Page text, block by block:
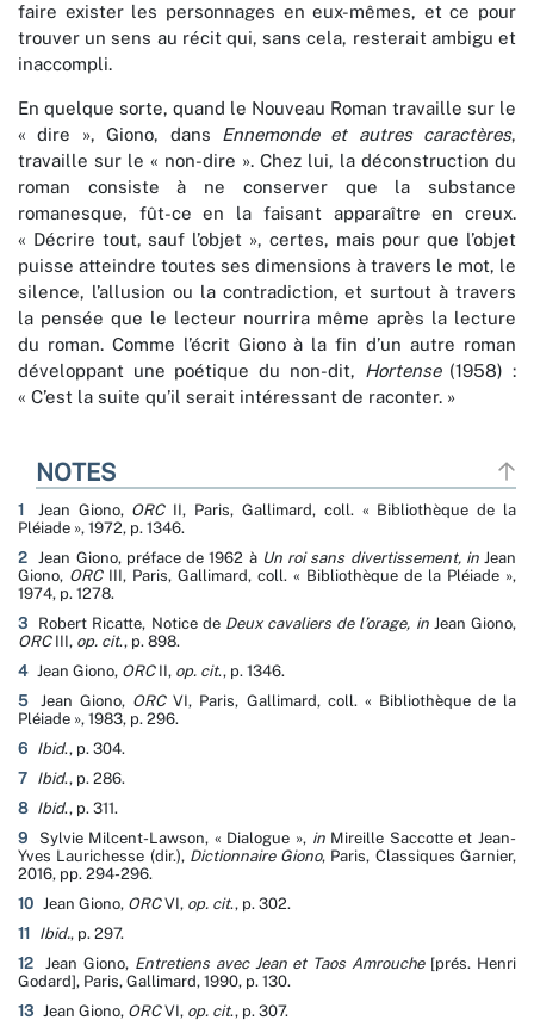
faire exister les personnages en eux-mêmes, et ce pour
trouver un sens au récit qui, sans cela, resterait ambigu et
inaccompli.
En quelque sorte, quand le Nouveau Roman travaille sur le
« dire », Giono, dans Ennemonde et autres caractères,
travaille sur le « non-dire ». Chez lui, la déconstruction du
roman consiste à ne conserver que la substance
romanesque, fût-ce en la faisant apparaître en creux.
« Décrire tout, sauf l’objet », certes, mais pour que l’objet
puisse atteindre toutes ses dimensions à travers le mot, le
silence, l’allusion ou la contradiction, et surtout à travers
la pensée que le lecteur nourrira même après la lecture
du roman. Comme l’écrit Giono à la fin d’un autre roman
développant une poétique du non-dit, Hortense(1958) :
« C’est la suite qu’il serait intéressant de raconter. »
NOTES
1 Jean Giono, ORCII, Paris, Gallimard, coll. « Bibliothèque de la
Pléiade », 1972, p. 1346.
2 Jean Giono, préface de 1962 à Un roi sans divertissement, inJean
Giono, ORCIII, Paris, Gallimard, coll. « Bibliothèque de la Pléiade »,
1974, p. 1278.
3
Robert Ricatte, Notice de Deux cavaliers de l’orage, inJean Giono,
ORCIII, op. cit., p. 898.
4 Jean Giono, ORCII, op. cit., p. 1346.
5
Jean Giono, ORCVI, Paris, Gallimard, coll. « Bibliothèque de la
Pléiade », 1983, p. 296.
6 Ibid., p. 304.
7 Ibid., p. 286.
8 Ibid., p. 311.
9
Sylvie Milcent-Lawson, « Dialogue », inMireille Saccotte et Jean-
Yves Laurichesse (dir.), Dictionnaire Giono, Paris, Classiques Garnier,
2016, pp. 294-296.
10 Jean Giono, ORCVI, op. cit., p. 302.
11
Ibid., p. 297.
12
Jean Giono, Entretiens avec Jean et Taos Amrouche[prés. Henri
Godard], Paris, Gallimard, 1990, p. 130.
13 Jean Giono, ORCVI, op. cit., p. 307.